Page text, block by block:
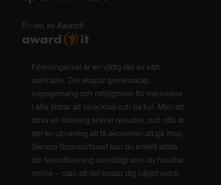
En del av AwardIt
Föreningslivet är en viktig del av vårt
samhälle. Det skapar gemenskap,
engagemang och möjligheter för människor
i alla åldrar att utvecklas och ha kul. Men att
driva en förening kräver resurser, och ofta är
det en utmaning att få ekonomin att gå ihop.
Genom Sponsorhuset kan du enkelt stötta
din favoritförening samtidigt som du handlar
online – utan att det kostar dig något extra!